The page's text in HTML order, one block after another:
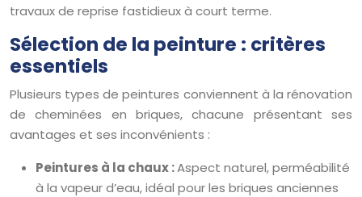
travaux de reprise fastidieux à court terme.
Sélection de la peinture : critères
essentiels
Plusieurs types de peintures conviennent à la rénovation
de cheminées en briques, chacune présentant ses
avantages et ses inconvénients :
Peintures à la chaux :Aspect naturel, perméabilité
à la vapeur d’eau, idéal pour les briques anciennes